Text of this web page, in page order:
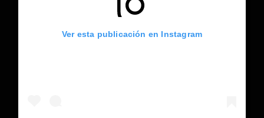
Ver esta publicación en Instagram